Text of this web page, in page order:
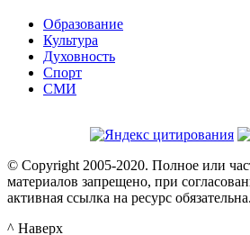
Образование
Культура
Духовность
Спорт
СМИ
© Copyright 2005-2020. Полное или
материалов запрещено, при
активная ссылка на ресурс обязательна.
^ Наверх